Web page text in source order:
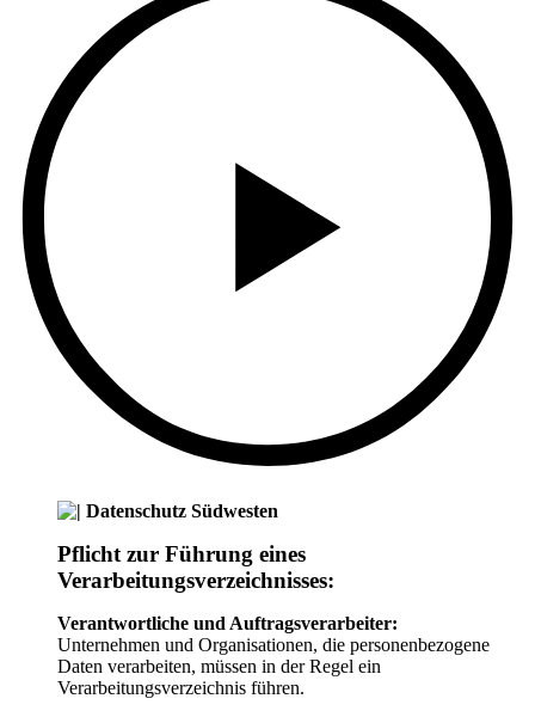
Pflicht zur Führung eines
Verarbeitungsverzeichnisses:
Verantwortliche und Auftragsverarbeiter:
Unternehmen und Organisationen, die personenbezogene
Daten verarbeiten, müssen in der Regel ein
Verarbeitungsverzeichnis führen.